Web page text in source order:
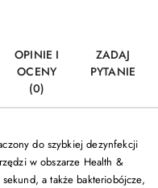
OPINIE I
OCENY
(0)
ZADAJ
PYTANIE
do szybkiej dezynfekcji
w obszarze Health &
, a także bakteriobójcze,